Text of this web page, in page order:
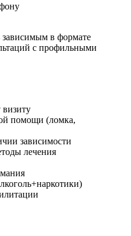
в формате
с профильными
помощи (ломка,
зависимости
лечения